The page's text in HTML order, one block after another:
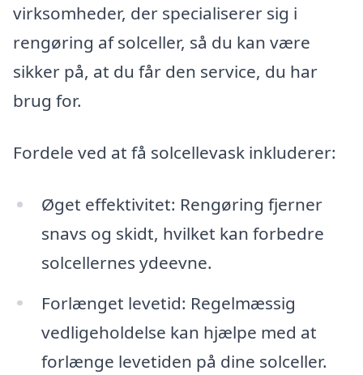
virksomheder, der specialiserer sig i
rengøring af solceller, så du kan være
sikker på, at du får den service, du har
brug for.
Fordele ved at få solcellevask inkluderer:
Øget effektivitet: Rengøring fjerner
snavs og skidt, hvilket kan forbedre
solcellernes ydeevne.
Forlænget levetid: Regelmæssig
vedligeholdelse kan hjælpe med at
forlænge levetiden på dine solceller.